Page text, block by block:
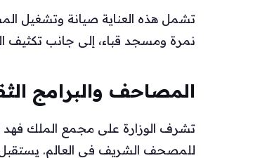
تشمل هذه العناية صيانة وتشغيل
نمرة ومسجد قباء، إلى جانب تكثيف
المصاحف والبرامج
تشرف الوزارة على مجمع الملك فهد
للمصحف الشريف في العالم.